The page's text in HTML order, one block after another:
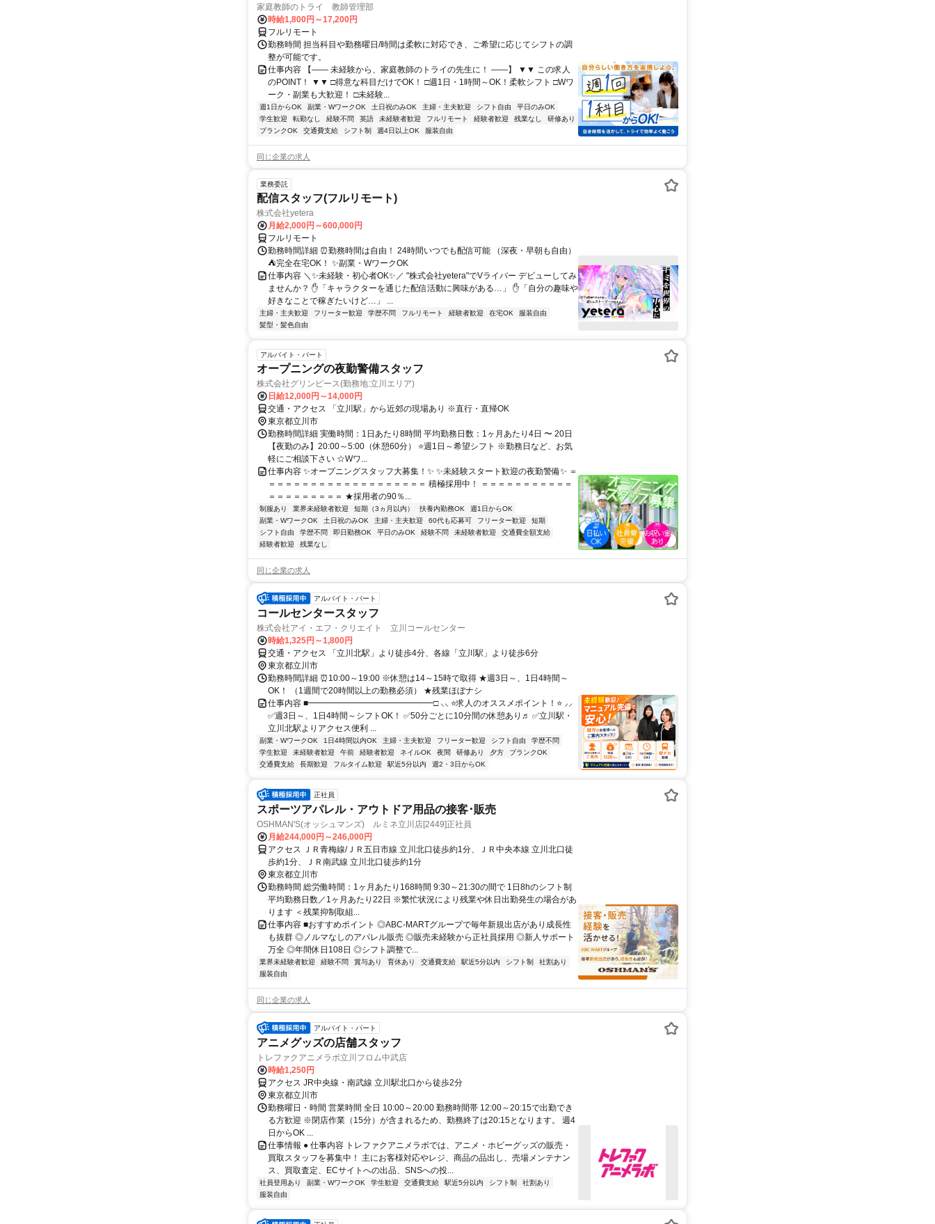
家庭教師のトライ 教師管理部
時給1,800円～17,200円
フルリモート
勤務時間 担当科目や勤務曜日/時間は柔軟に対応でき、ご希望に応じてシフトの調
整が可能です。
仕事内容 【―― 未経験から、家庭教師のトライの先生に！ ――】 ▼▼ この求人
のPOINT！ ▼▼ □得意な科目だけでOK！ □週1日・1時間～OK！柔軟シフト □Wワ
ーク・副業も大歓迎！ □未経験...
週1日からOK 副業・WワークOK 土日祝のみOK 主婦・主夫歓迎 シフト自由
平日のみOK
学生歓迎
転勤なし 経験不問 英語 未経験者歓迎 フルリモート 経験者歓迎 残業なし
研修あり
ブランクOK
交通費支給 シフト制 週4日以上OK 服装自由
同じ企業の求人
業務委託
配信スタッフ(フルリモート)
株式会社yetera
月給2,000円～600,000円
フルリモート
勤務時間詳細 ⏰勤務時間は自由！ 24時間いつでも配信可能 （深夜・早朝も自由）
⛺完全在宅OK！ ✨副業・WワークOK
仕事内容 ＼✨未経験・初心者OK✨／ "株式会社yetera"でVライバー デビューしてみ
ませんか？ ✋「キャラクターを通じた配信活動に興味がある…」 ✋「自分の趣味や
好きなことで稼ぎたいけど…」 ...
主婦・主夫歓迎 フリーター歓迎 学歴不問 フルリモート 経験者歓迎 在宅OK
服装自由
髪型・髪色自由
アルバイト・パート
オープニングの夜勤警備スタッフ
株式会社グリンピース(勤務地:立川エリア)
日給12,000円～14,000円
交通・アクセス 「立川駅」から近郊の現場あり ※直行・直帰OK
東京都立川市
勤務時間詳細 実働時間：1日あたり8時間 平均勤務日数：1ヶ月あたり4日 〜 20日
【夜勤のみ】20:00～5:00（休憩60分） ⭐週1日～希望シフト ※勤務日など、お気
軽にご相談下さい ☆Wワ...
仕事内容 ✨オープニングスタッフ大募集！✨ ✨未経験スタート歓迎の夜勤警備✨ ＝
＝＝＝＝＝＝＝＝＝＝＝＝＝＝＝＝＝＝＝ 積極採用中！ ＝＝＝＝＝＝＝＝＝＝＝
＝＝＝＝＝＝＝＝＝ ★採用者の90％...
制服あり 業界未経験者歓迎 短期（3ヵ月以内） 扶養内勤務OK
週1日からOK
副業・WワークOK
土日祝のみOK 主婦・主夫歓迎 60代も応募可 フリーター歓迎
短期
シフト自由
学歴不問 即日勤務OK 平日のみOK 経験不問 未経験者歓迎
交通費全額支給
経験者歓迎
残業なし
同じ企業の求人
アルバイト・パート
コールセンタースタッフ
株式会社アイ・エフ・クリエイト 立川コールセンター
時給1,325円～1,800円
交通・アクセス 「立川北駅」より徒歩4分、各線「立川駅」より徒歩6分
東京都立川市
勤務時間詳細 ⏰10:00～19:00 ※休憩は14～15時で取得 ★週3日～、1日4時間～
OK！ （1週間で20時間以上の勤務必須） ★残業ほぼナシ
仕事内容 ■━━━━━━━━━━━━━━━□ ⸜⸜ ⭐求人のオススメポイント！⭐ ⸝⸝
✅週3日～、1日4時間～シフトOK！ ✅50分ごとに10分間の休憩あり♬ ✅立川駅・
立川北駅よりアクセス便利 ...
副業・WワークOK 1日4時間以内OK 主婦・主夫歓迎 フリーター歓迎 シフト自由
学歴不問
学生歓迎
未経験者歓迎 午前 経験者歓迎 ネイルOK 夜間 研修あり 夕方
ブランクOK
交通費支給
長期歓迎 フルタイム歓迎 駅近5分以内 週2・3日からOK
正社員
スポーツアパレル・アウトドア用品の接客･販売
OSHMAN'S(オッシュマンズ) ルミネ立川店[2449]正社員
月給244,000円～246,000円
アクセス ＪＲ青梅線/ＪＲ五日市線 立川北口徒歩約1分、ＪＲ中央本線 立川北口徒
歩約1分、ＪＲ南武線 立川北口徒歩約1分
東京都立川市
勤務時間 総労働時間：1ヶ月あたり168時間 9:30～21:30の間で 1日8hのシフト制
平均勤務日数／1ヶ月あたり22日 ※繁忙状況により残業や休日出勤発生の場合があ
ります ＜残業抑制取組...
仕事内容 ■おすすめポイント ◎ABC-MARTグループで毎年新規出店があり成長性
も抜群 ◎ノルマなしのアパレル販売 ◎販売未経験から正社員採用 ◎新人サポート
万全 ◎年間休日108日 ◎シフト調整で...
業界未経験者歓迎 経験不問 賞与あり 育休あり 交通費支給 駅近5分以内 シフト制
社割あり
服装自由
同じ企業の求人
アルバイト・パート
アニメグッズの店舗スタッフ
トレファクアニメラボ立川フロム中武店
時給1,250円
アクセス JR中央線・南武線 立川駅北口から徒歩2分
東京都立川市
勤務曜日・時間 営業時間 全日 10:00～20:00 勤務時間帯 12:00～20:15で出勤でき
る方歓迎 ※閉店作業（15分）が含まれるため、勤務終了は20:15となります。 週4
日からOK ...
仕事情報 ● 仕事内容 トレファクアニメラボでは、アニメ・ホビーグッズの販売・
買取スタッフを募集中！ 主にお客様対応やレジ、商品の品出し、売場メンテナン
ス、買取査定、ECサイトへの出品、SNSへの投...
社員登用あり 副業・WワークOK 学生歓迎 交通費支給 駅近5分以内 シフト制
社割あり
服装自由